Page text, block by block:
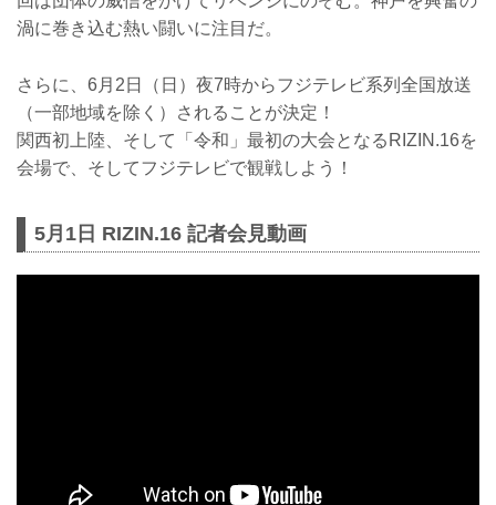
渦に巻き込む熱い闘いに注目だ。
さらに、6月2日（日）夜7時からフジテレビ系列全国放送
（一部地域を除く）されることが決定！
関西初上陸、そして「令和」最初の大会となるRIZIN.16を
会場で、そしてフジテレビで観戦しよう！
5月1日 RIZIN.16 記者会見動画